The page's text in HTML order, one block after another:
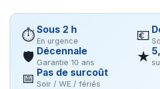
⏱Sous 2 h
En urgence 💶
🛡 Décennale
Garantie 10 ans ★
📅 Pas de surcoût
Soir / WE / fériés